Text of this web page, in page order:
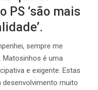
PS ‘são mais
sempre me
Matosinhos é uma
e exigente. Estas
muito